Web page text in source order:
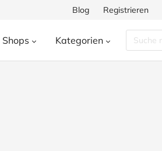
Blog Registrieren
Shops Kategorien